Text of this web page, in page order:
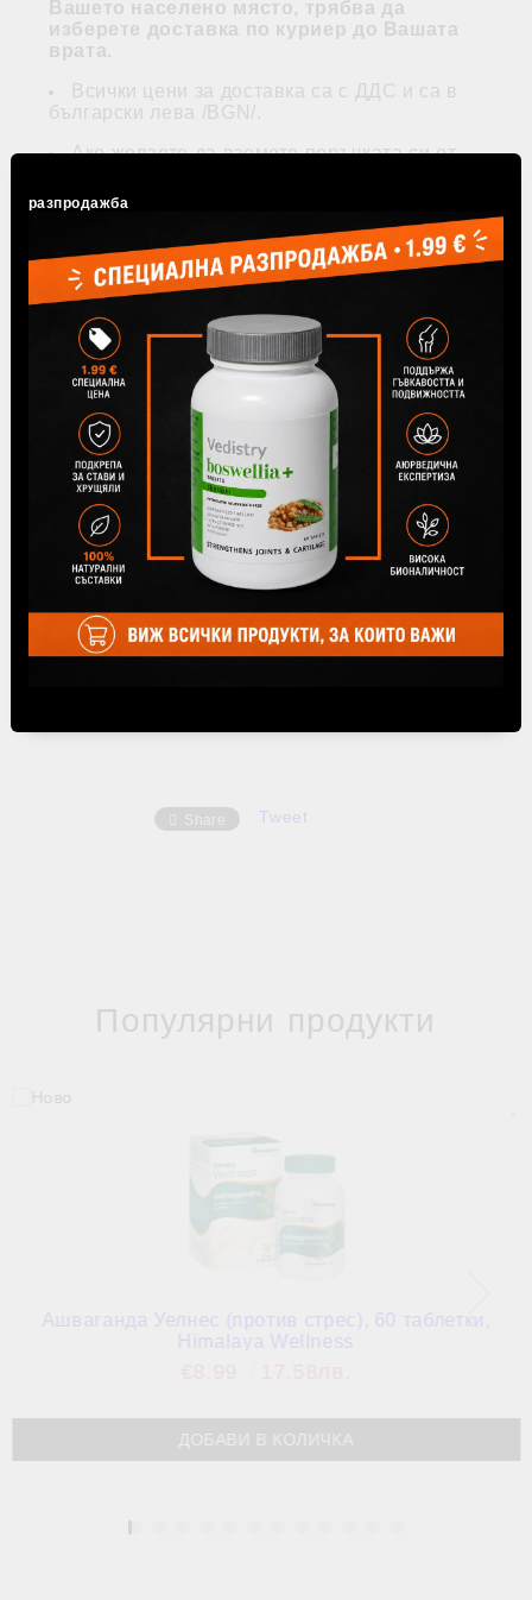
Вашето населено място, трябва да
изберете доставка по куриер до Вашата
врата.
Всички цени за доставка са с ДДС и са в
български лева /BGN/.
Ако желаете да вземете поръчката си от
Дертлиев №99, доставка не се начислява и
можете да получите заявката си още същия
Работно време на офиса: Понеделник -
Петък 9.00 - 17.00 часа. Моля да имате
предвид, че офисът не разполага с ПОС
терминал и плащането може да се извърши
само в брой. Непотърсени пратки в рамките на
10 работни дни, се считат за отказани.
Поръчките се изпълняват в рамките на 3
работни дни в зависимост от мястото на
доставка.
Офис на Спиди за доставка на Вашата
пратка се избира от падащото меню,
намиращо се под метода на доставка "До
офис на Спиди" при финализиране на
Share Tweet
Популярни продукти
Ашваганда Уелнес (против стрес), 60 таблетки,
Himalaya Wellness
разпродажба